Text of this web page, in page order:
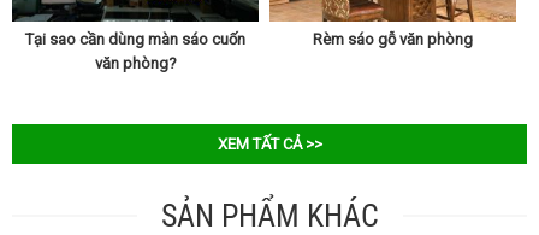
Tại sao cần dùng màn sáo cuốn
văn phòng?
Rèm sáo gỗ văn phòng
XEM TẤT CẢ >>
SẢN PHẨM KHÁC